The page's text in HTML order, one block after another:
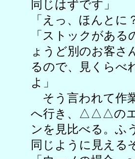
同じはずです」
「えっ、ほんとに
「ストックがあ
ょうど別のお客さ
るので、見くらべ
よ」
そう言われて作
へ行き、△△△のエ
ンを見比べる。ふ
同じように見える